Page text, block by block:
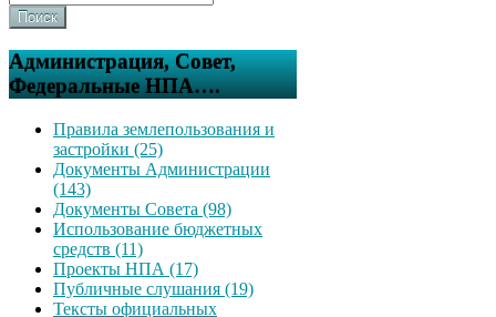
Поиск
Администрация, Совет,
Федеральные НПА….
Правила землепользования и
застройки (25)
Документы Администрации
(143)
Документы Совета (98)
Использование бюджетных
средств (11)
Проекты НПА (17)
Публичные слушания (19)
Тексты официальных